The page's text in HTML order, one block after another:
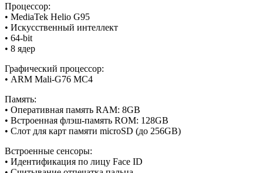
Процессор:
• MediaTek Helio G95
• Искусственный интеллект
• 64-bit
• 8 ядер
Графический процессор:
• ARM Mali-G76 MC4
Память:
• Оперативная память RAM: 8GB
• Встроенная флэш-память ROM: 128GB
• Слот для карт памяти microSD (до 256GB)
Встроенные сенсоры:
• Идентификация по лицу Face ID